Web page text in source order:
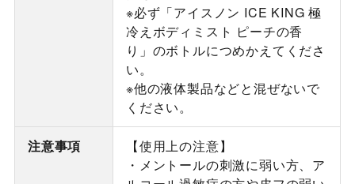
※必ず「アイスノン ICE KING 極
冷えボディミスト ピーチの香
り」のボトルにつめかえてくださ
い。
※他の液体製品などと混ぜないで
ください。
注意事項
【使用上の注意】
・メントールの刺激に弱い方、ア